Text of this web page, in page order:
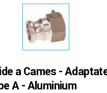
a Cames -
A - Aluminium